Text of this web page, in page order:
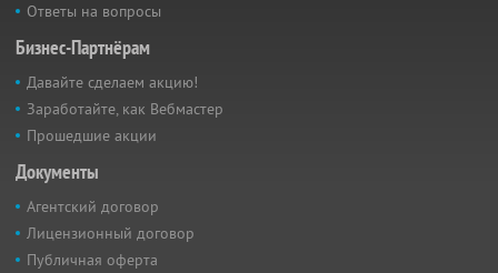
Ответы на вопросы
Бизнес-Партнёрам
Давайте сделаем акцию!
Заработайте, как Вебмастер
Прошедшие акции
Документы
Агентский договор
Лицензионный договор
Публичная оферта